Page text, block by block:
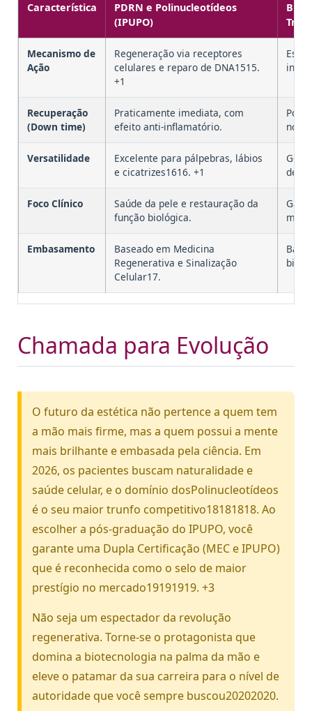
Característica
PDRN e Polinucleotídeos
(IPUPO)
Mecanismo de
Ação
Regeneração via receptores
celulares e reparo de DNA1515.
+1
Recuperação
(Down time)
Praticamente imediata, com
efeito anti-inflamatório.
Versatilidade
Excelente para pálpebras, lábios
e cicatrizes1616. +1
de
Foco Clínico
Saúde da pele e restauração da
função biológica.
Embasamento
Baseado em Medicina
Regenerativa e Sinalização
Celular17.
Chamada para Evolução
O futuro da estética não pertence a quem tem
a mão mais firme, mas a quem possui a mente
mais brilhante e embasada pela ciência. Em
2026, os pacientes buscam naturalidade e
saúde celular, e o domínio dosPolinucleotídeos
é o seu maior trunfo competitivo18181818. Ao
escolher a pós-graduação do IPUPO, você
garante uma Dupla Certificação (MEC e IPUPO)
que é reconhecida como o selo de maior
prestígio no mercado19191919. +3
Não seja um espectador da revolução
regenerativa. Torne-se o protagonista que
domina a biotecnologia na palma da mão e
eleve o patamar da sua carreira para o nível de
autoridade que você sempre buscou20202020.